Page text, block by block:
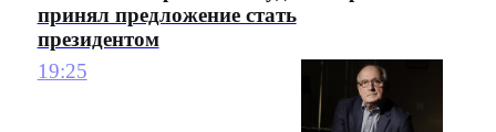
принял предложение стать
президентом
19:25